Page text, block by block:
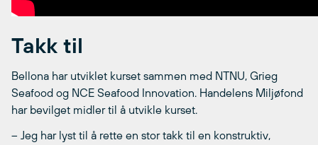
Takk til
Bellona har utviklet kurset sammen med NTNU, Grieg
Seafood og NCE Seafood Innovation. Handelens Miljøfond
har bevilget midler til å utvikle kurset.
– Jeg har lyst til å rette en stor takk til en konstruktiv,